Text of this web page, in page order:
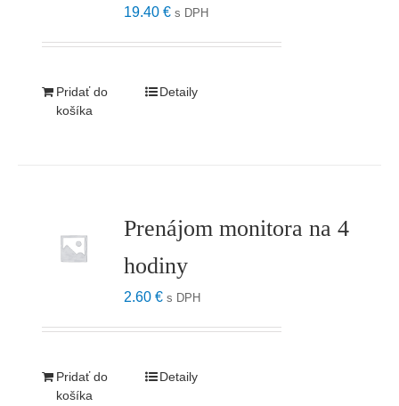
19.40€ s DPH
Pridať do
košíka
Detaily
Prenájom monitora na 4
hodiny
2.60€ s DPH
Pridať do
košíka
Detaily